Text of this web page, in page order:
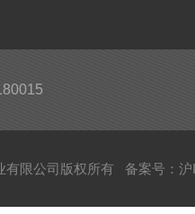
有限公司版权所有 备案号：